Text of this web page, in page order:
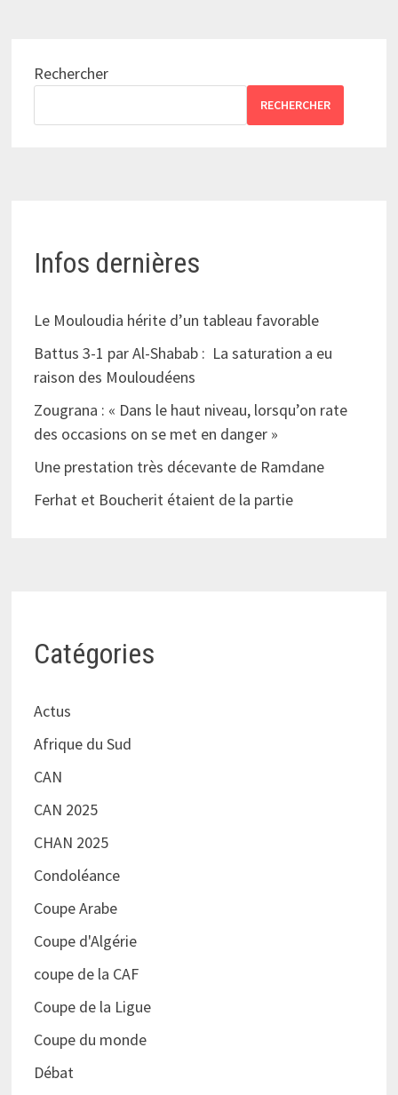
Rechercher
RECHERCHER
Infos dernières
Le Mouloudia hérite d’un tableau favorable
Battus 3-1 par Al-Shabab : La saturation a eu
raison des Mouloudéens
Zougrana : « Dans le haut niveau, lorsqu’on rate
des occasions on se met en danger »
Une prestation très décevante de Ramdane
Ferhat et Boucherit étaient de la partie
Catégories
Actus
Afrique du Sud
CAN
CAN 2025
CHAN 2025
Condoléance
Coupe Arabe
Coupe d'Algérie
coupe de la CAF
Coupe de la Ligue
Coupe du monde
Débat